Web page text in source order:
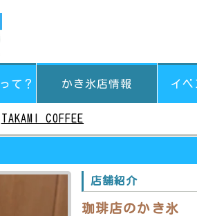
って？ かき氷店情報 イベ
TAKAMI COFFEE
店舗紹介
珈琲店のかき氷